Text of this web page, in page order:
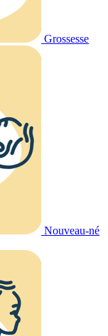
Grossesse
Nouveau-né